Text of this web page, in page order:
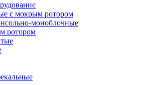
с мокрым ротором
моноблочные
ротором